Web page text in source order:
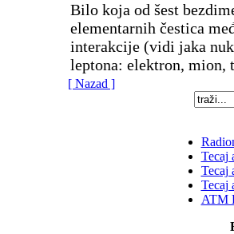
Bilo koja od šest
elementarnih čestica
interakcije (vidi jaka
leptona: elektron, mion,
[ Nazad ]
Tecaj
Tecaj
Tecaj
ATM